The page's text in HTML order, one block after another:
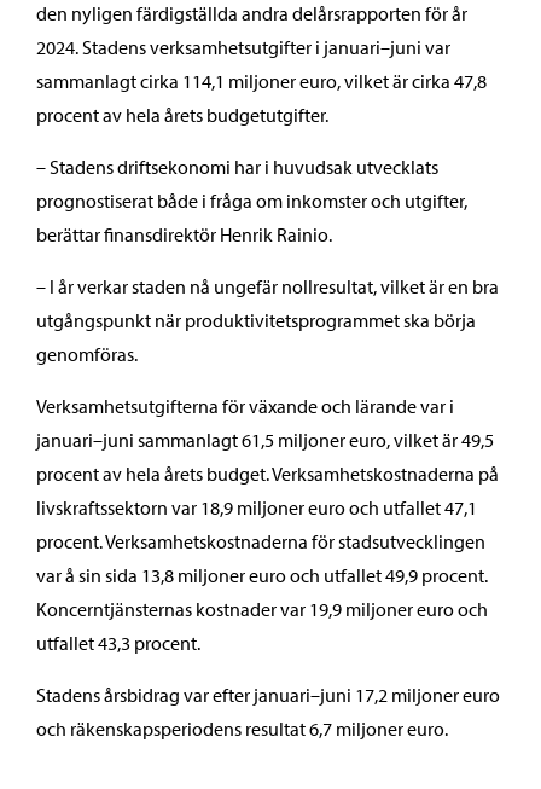
den nyligen färdigställda andra delårsrapporten för år
2024. Stadens verksamhetsutgifter i januari–juni var
sammanlagt cirka 114,1 miljoner euro, vilket är cirka 47,8
procent av hela årets budgetutgifter.
– Stadens driftsekonomi har i huvudsak utvecklats
prognostiserat både i fråga om inkomster och utgifter,
berättar finansdirektör Henrik Rainio.
– I år verkar staden nå ungefär nollresultat, vilket är en bra
utgångspunkt när produktivitetsprogrammet ska börja
genomföras.
Verksamhetsutgifterna för växande och lärande var i
januari–juni sammanlagt 61,5 miljoner euro, vilket är 49,5
procent av hela årets budget. Verksamhetskostnaderna på
livskraftssektorn var 18,9 miljoner euro och utfallet 47,1
procent. Verksamhetskostnaderna för stadsutvecklingen
var å sin sida 13,8 miljoner euro och utfallet 49,9 procent.
Koncerntjänsternas kostnader var 19,9 miljoner euro och
utfallet 43,3 procent.
Stadens årsbidrag var efter januari–juni 17,2 miljoner euro
och räkenskapsperiodens resultat 6,7 miljoner euro.